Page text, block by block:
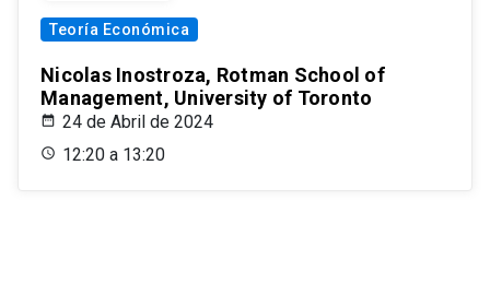
Teoría Económica
Nicolas Inostroza, Rotman School of
Management, University of Toronto
24 de Abril de 2024
12:20 a 13:20